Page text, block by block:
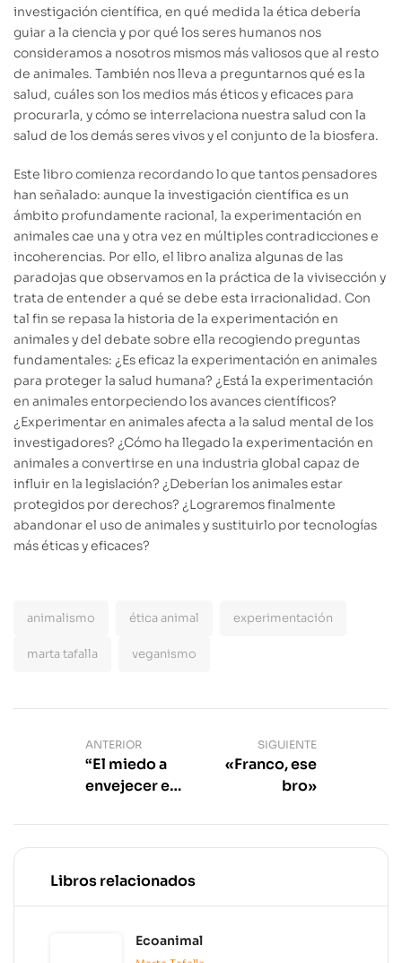
investigación científica, en qué medida la ética debería
guiar a la ciencia y por qué los seres humanos nos
consideramos a nosotros mismos más valiosos que al resto
de animales. También nos lleva a preguntarnos qué es la
salud, cuáles son los medios más éticos y eficaces para
procurarla, y cómo se interrelaciona nuestra salud con la
salud de los demás seres vivos y el conjunto de la biosfera.
Este libro comienza recordando lo que tantos pensadores
han señalado: aunque la investigación científica es un
ámbito profundamente racional, la experimentación en
animales cae una y otra vez en múltiples contradicciones e
incoherencias. Por ello, el libro analiza algunas de las
paradojas que observamos en la práctica de la vivisección y
trata de entender a qué se debe esta irracionalidad. Con
tal fin se repasa la historia de la experimentación en
animales y del debate sobre ella recogiendo preguntas
fundamentales: ¿Es eficaz la experimentación en animales
para proteger la salud humana? ¿Está la experimentación
en animales entorpeciendo los avances científicos?
¿Experimentar en animales afecta a la salud mental de los
investigadores? ¿Cómo ha llegado la experimentación en
animales a convertirse en una industria global capaz de
influir en la legislación? ¿Deberían los animales estar
protegidos por derechos? ¿Lograremos finalmente
abandonar el uso de animales y sustituirlo por tecnologías
más éticas y eficaces?
animalismo ética animal experimentación
marta tafalla veganismo
ANTERIOR
“El miedo a
envejecer es
muerte”,
opina el
ensayista
(Málaga,
1964). “Lo
SIGUIENTE
«Franco, ese
bro»
Libros relacionados
Ecoanimal